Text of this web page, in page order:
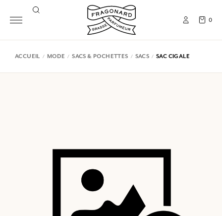
0
ACCUEIL MODE SACS & POCHETTES SACS SAC CIGALE